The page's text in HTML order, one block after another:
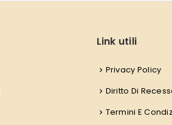
Link utili
Privacy Policy
Diritto Di
Termini E